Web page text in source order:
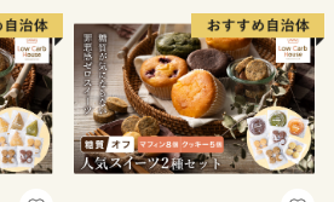
味
麦粉・砂糖・トランス脂肪
酸・人工甘味料・不使用）
【LowCarbHouse 】